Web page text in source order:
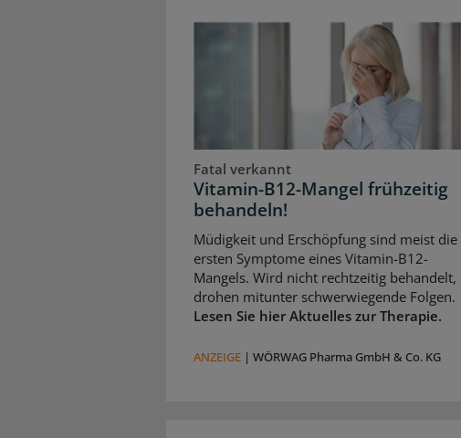
Fatal verkannt
Vitamin-B12-Mangel frühzeitig
behandeln!
Müdigkeit und Erschöpfung sind meist die
ersten Symptome eines Vitamin-B12-
Mangels. Wird nicht rechtzeitig behandelt,
drohen mitunter schwerwiegende Folgen.
Lesen Sie hier Aktuelles zur Therapie.
ANZEIGE | WÖRWAG Pharma GmbH & Co. KG